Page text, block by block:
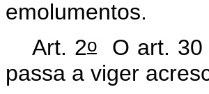
emolumentos.
Art. 2o O art. 30
passa a viger